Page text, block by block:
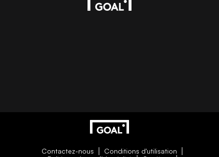
Contactez-nous
Conditions d'utilisation